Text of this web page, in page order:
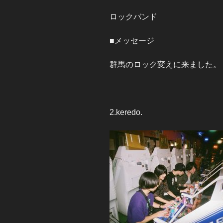
ロックバンド
■メッセージ
群馬のロック変えに来ました。
2.keredo.